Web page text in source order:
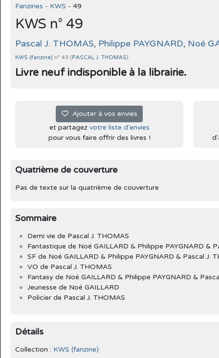
Fanzines - KWS - 49
KWS n° 49
Pascal J. THOMAS, Philippe PAYGNARD, Noé
KWS (fanzine) n° 49 (PASCAL J. THOMAS)
Livre neuf indisponible à la librairie.
Ajouter à vos envies
et partagez votre liste d'envies
pour vous faire offrir des livres !
Quatrième de couverture
Pas de texte sur la quatrième de couverture
Sommaire
Demi vie de Pascal J. THOMAS
Fantastique de Noé GAILLARD & Philippe PAYGNARD &
SF de Noé GAILLARD & Philippe PAYGNARD & Pascal J.
VO de Pascal J. THOMAS
Fantasy de Noé GAILLARD & Philippe PAYGNARD &
Jeunesse de Noé GAILLARD
Policier de Pascal J. THOMAS
Détails
Collection : KWS (fanzine)